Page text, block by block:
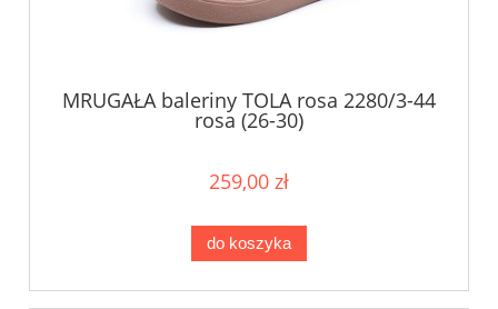
MRUGAŁA baleriny TOLA rosa 2280/3-44
rosa (26-30)
259,00 zł
do koszyka